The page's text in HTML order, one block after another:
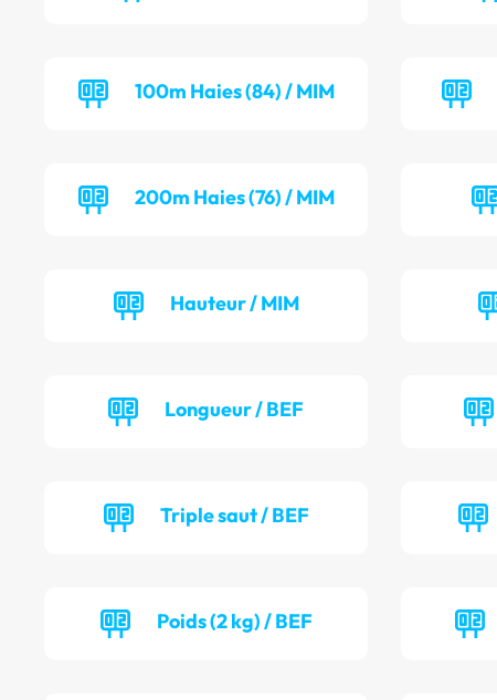
100m Haies (84) / MIM
200m Haies (76) / MIM
Hauteur / MIM
Longueur / BEF
Triple saut / BEF
Poids (2 kg) / BEF